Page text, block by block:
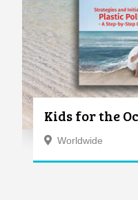
Kids for the
Worldwide